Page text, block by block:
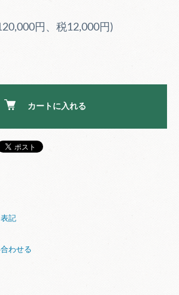
円、税12,000円)
カートに入れる
記
わせる